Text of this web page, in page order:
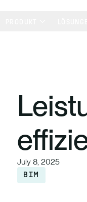
July 8, 2025
BIM